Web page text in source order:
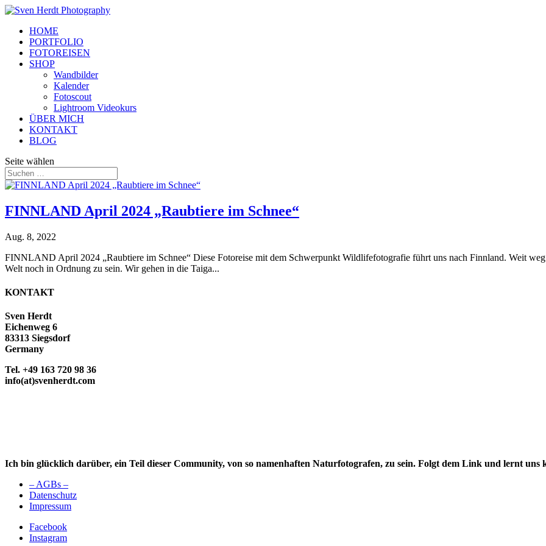
HOME
PORTFOLIO
FOTOREISEN
SHOP
Wandbilder
Kalender
Fotoscout
Lightroom Videokurs
ÜBER MICH
KONTAKT
BLOG
Seite wählen
FINNLAND April 2024 „Raubtiere im Schnee“
Aug. 8, 2022
FINNLAND April 2024 „Raubtiere im Schnee“ Diese Fotoreise mit dem Schwerpunkt Wildlifefotografie führt uns nach Finnland. Weit
Welt noch in Ordnung zu sein. Wir gehen in die Taiga...
KONTAKT
Sven Herdt
Eichenweg 6
83313 Siegsdorf
Germany
Tel. +49 163 720 98 36
info(at)svenherdt.com
Ich bin glücklich darüber, ein Teil dieser Community, von so namenhaften Naturfotografen, zu sein. Folgt dem Link und lernt uns
– AGBs –
Datenschutz
Impressum
Facebook
Instagram